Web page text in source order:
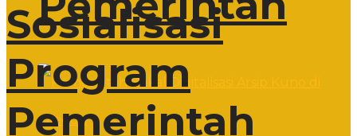
Sosialisasi
Program
Pemerintah